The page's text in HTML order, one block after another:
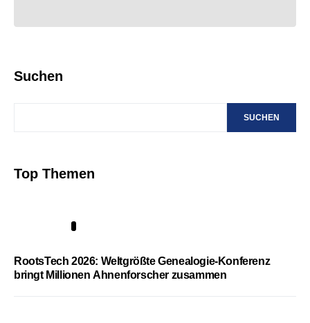
Suchen
SUCHEN
Top Themen
RootsTech 2026: Weltgrößte Genealogie-Konferenz
bringt Millionen Ahnenforscher zusammen